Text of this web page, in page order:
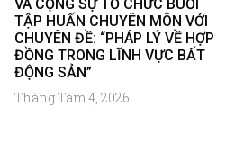
VÀ CỘNG SỰ TỔ CHỨC BUỔI
TẬP HUẤN CHUYÊN MÔN VỚI
CHUYÊN ĐỀ: “PHÁP LÝ VỀ HỢP
ĐỒNG TRONG LĨNH VỰC BẤT
ĐỘNG SẢN”
Tháng Tám 4, 2026